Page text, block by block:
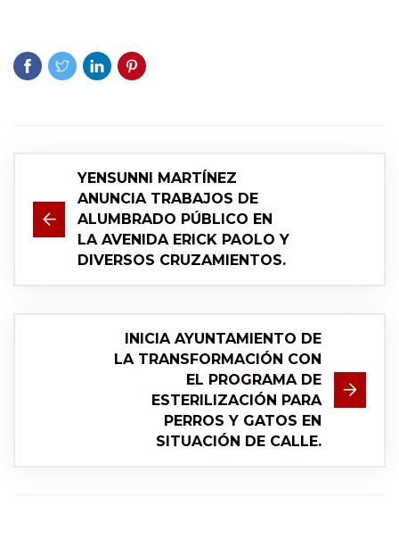
YENSUNNI MARTÍNEZ
ANUNCIA TRABAJOS DE
ALUMBRADO PÚBLICO EN
LA AVENIDA ERICK PAOLO Y
DIVERSOS CRUZAMIENTOS.
INICIA AYUNTAMIENTO DE
LA TRANSFORMACIÓN CON
EL PROGRAMA DE
ESTERILIZACIÓN PARA
PERROS Y GATOS EN
SITUACIÓN DE CALLE.